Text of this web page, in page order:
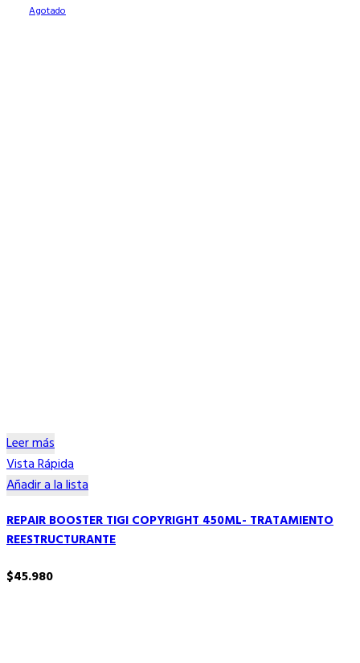
Agotado
Leer más
Vista Rápida
Añadir a la lista
REPAIR BOOSTER TIGI COPYRIGHT 450ML- TRATAMIENTO
REESTRUCTURANTE
$45.980